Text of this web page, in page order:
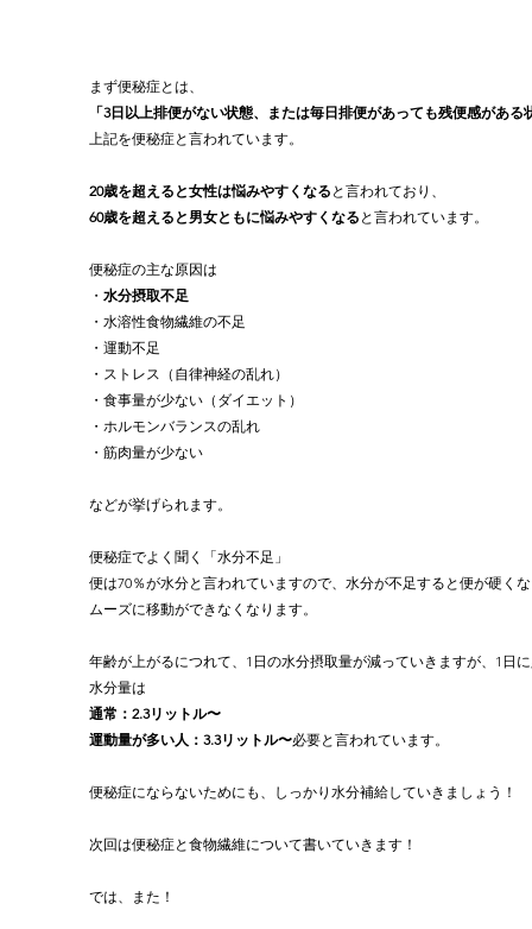
まず便秘症とは、
「3日以上排便がない状態、または毎日排便があっても残便感がある
上記を便秘症と言われています。
20歳を超えると女性は悩みやすくなる と言われており、
60歳を超えると男女ともに悩みやすくなる と言われています。
便秘症の主な原因は
・ 水分摂取不足
・水溶性食物繊維の不足
・運動不足
・ストレス（自律神経の乱れ）
・食事量が少ない（ダイエット）
・ホルモンバランスの乱れ
・筋肉量が少ない
などが挙げられます。
便秘症でよく聞く「水分不足」
便は70％が水分と言われていますので、水分が不足すると便が硬く
ムーズに移動ができなくなります。
年齢が上がるにつれて、1日の水分摂取量が減っていきますが、1日
水分量は
通常：2.3リットル〜
運動量が多い人：3.3リットル〜必要と言われています。
便秘症にならないためにも、しっかり水分補給していきましょう！
次回は便秘症と食物繊維について書いていきます！
では、また！